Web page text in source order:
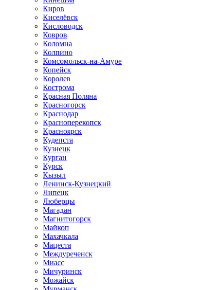
Киров
Киселёвск
Кисловодск
Ковров
Коломна
Колпино
Комсомольск-на-Амуре
Копейск
Королев
Кострома
Красная Поляна
Красногорск
Краснодар
Красноперекопск
Красноярск
Кудепста
Кузнецк
Курган
Курск
Кызыл
Ленинск-Кузнецкий
Липецк
Люберцы
Магадан
Магнитогорск
Майкоп
Махачкала
Мацеста
Междуреченск
Миасс
Мичуринск
Можайск